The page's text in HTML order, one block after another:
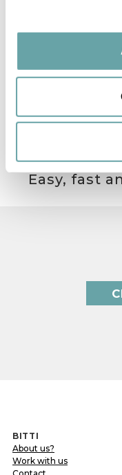
Easy, fast
BITTI
About us?
Work with us